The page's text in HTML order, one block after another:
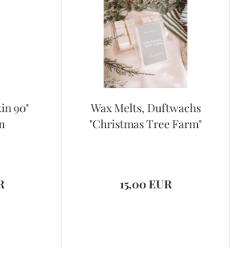
90"
Wax Melts, Duftwachs
"Christmas Tree Farm"
15,00 EUR